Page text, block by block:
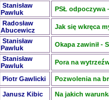
Stanisław
Pawluk
PSŁ odpoczywa
Radosław
Abucewicz
Jak się wkręca
Stanisław
Pawluk
Okapa zawinił -
Stanisław
Pawluk
Pora na
Piotr Gawlicki Pozwolenia na
Janusz Kibic Na jakich